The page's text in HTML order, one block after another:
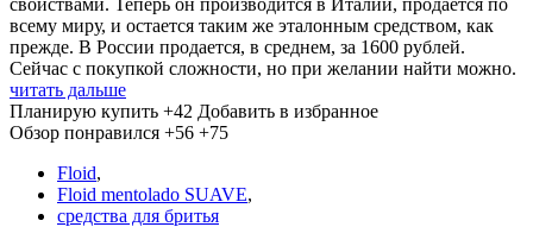
всему миру, и остается таким же эталонным средством, как
прежде. В России продается, в среднем, за 1600 рублей.
Сейчас с покупкой сложности, но при желании найти можно.
читать дальше
Планирую купить +42 Добавить в избранное
Обзор понравился +56 +75
Floid,
Floid mentolado SUAVE,
средства для бритья